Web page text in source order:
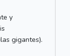
y
gigantes).